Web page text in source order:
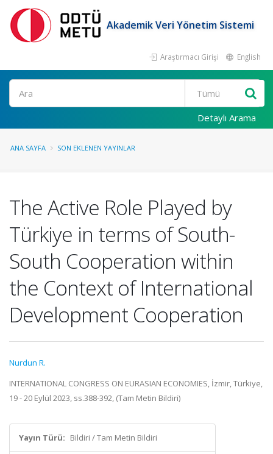
Akademik Veri Yönetim Sistemi
Araştırmacı Girişi English
Ara
Detaylı Arama
ANA SAYFA SON EKLENEN YAYINLAR
The Active Role Played by
Türkiye in terms of South-
South Cooperation within
the Context of International
Development Cooperation
Nurdun R.
INTERNATIONAL CONGRESS ON EURASIAN ECONOMIES, İzmir, Türkiye,
19 - 20 Eylül 2023, ss.388-392, (Tam Metin Bildiri)
Yayın Türü: Bildiri / Tam Metin Bildiri